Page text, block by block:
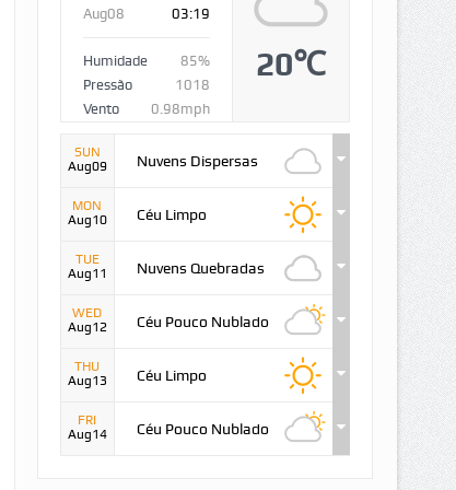
Aug08 03:19
Humidade
85%
Pressão
1018
Vento
0.98mph
20℃
SUN
Aug09
Nuvens Dispersas
MON
Aug10
Céu Limpo
TUE
Aug11
Nuvens Quebradas
WED
Aug12
Céu Pouco Nublado
THU
Aug13
Céu Limpo
FRI
Aug14
Céu Pouco Nublado